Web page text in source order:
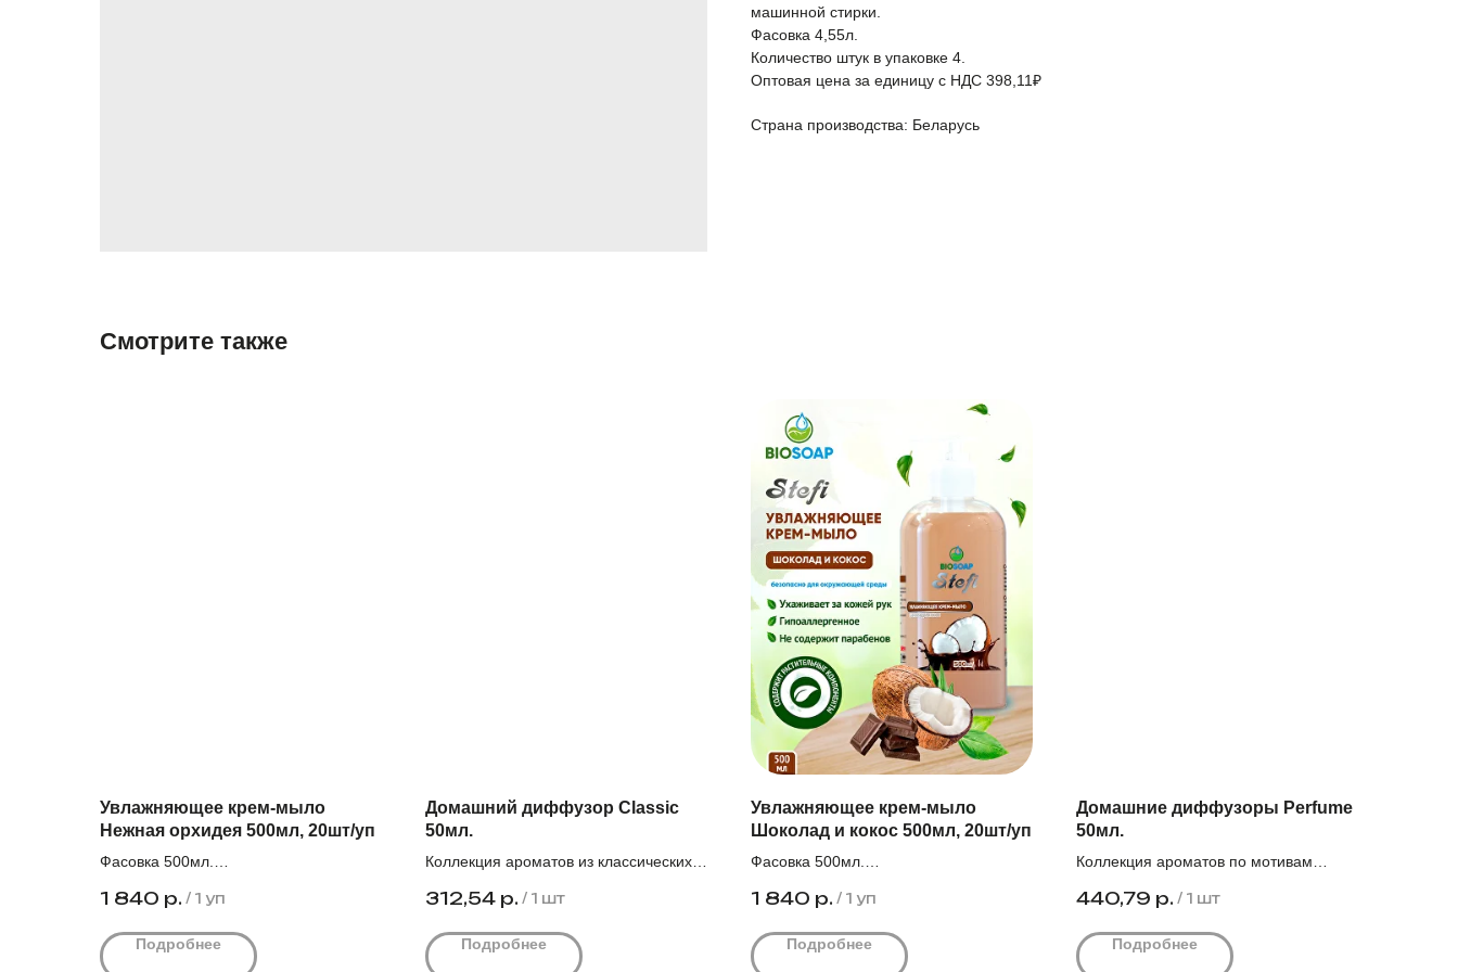
машинной стирки.
Фасовка 4,55л.
Количество штук в упаковке 4.
Оптовая цена за единицу с НДС 398,11₽
Страна производства: Беларусь
Смотрите также
Увлажняющее крем-мыло
Нежная орхидея 500мл, 20шт/уп
Фасовка 500мл.
Оптовая цена за единицу с НДС 92,0₽
1 840 р. / 1 уп
Подробнее
Домашний диффузор Classic
50мл.
Коллекция ароматов из классических
Цена действует при заказе от 5000₽.
312,54 р. / 1 шт
Подробнее
Увлажняющее крем-мыло
Шоколад и кокос 500мл, 20шт/уп
Фасовка 500мл.
Оптовая цена за единицу с НДС 92,0₽
1 840 р. / 1 уп
Подробнее
Домашние диффузоры Perfume
50мл.
Коллекция ароматов по мотивам
Цена действует при заказе от 5000₽.
440,79 р. / 1 шт
Подробнее